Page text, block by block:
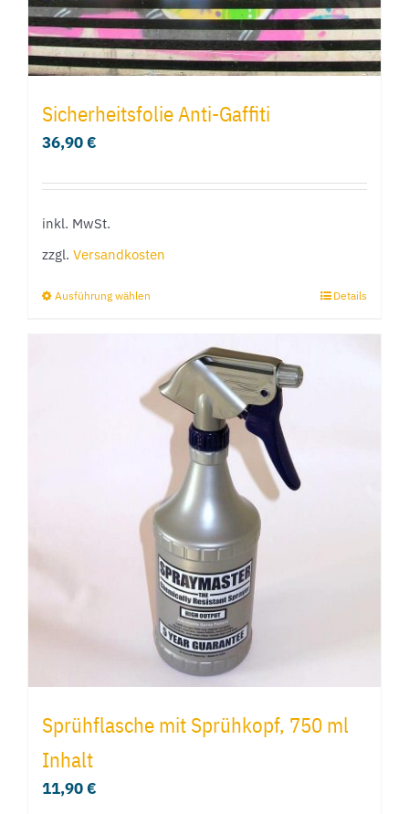
gewählt
werden
Sicherheitsfolie Anti-Gaffiti
36,90€
inkl. MwSt.
zzgl. Versandkosten
Ausführung wählen
weist
mehrere
Varianten
auf.
Die
Optionen
können
auf
der
Produktseite
gewählt
werden
Details
Sprühflasche mit Sprühkopf, 750 ml
Inhalt
11,90€